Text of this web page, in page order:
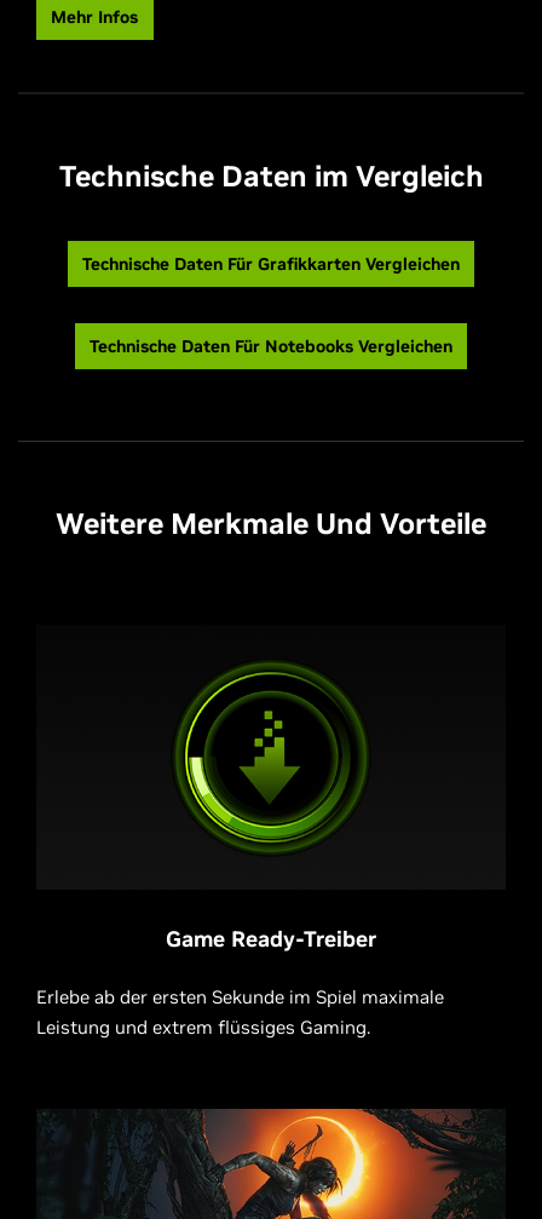
Mehr Infos
Technische Daten im Vergleich
Technische Daten Für Grafikkarten Vergleichen
Technische Daten Für Notebooks Vergleichen
Weitere Merkmale Und Vorteile
Game Ready-Treiber
Erlebe ab der ersten Sekunde im Spiel maximale
Leistung und extrem flüssiges Gaming.